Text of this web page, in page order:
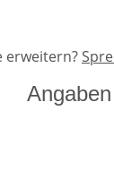
erweitern?